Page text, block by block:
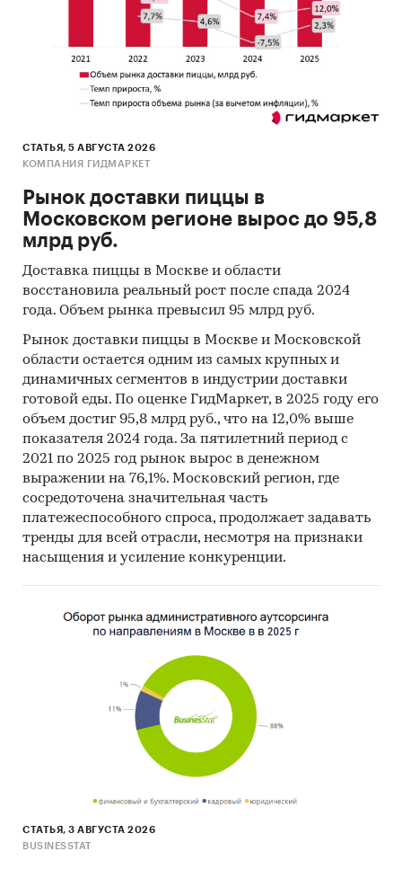
Официальные интернет-порталы правовой
информации
Открытые источники (сайты, порталы)
Отчетность эмитентов
Архивы СМИ
Инсайдерские источники
Специализированные аналитические
Методы:
информации из различных источников,
проведение расчетов. Статистика и
аналитика
Прогноз ГидМаркет. Современные
статистические методы прогнозирования с
поправкой на мнение экспертов.
Отчет отражает мнение авторов и не является
инвестиционной рекомендацией
Категории: Потребительские товары
Россия / Центральный федеральный округ /
Московская область
СТАТЬЯ, 5 АВГУСТА 2026
КОМПАНИЯ ГИДМАРКЕТ
Рынок доставки пиццы в
Московском регионе вырос до 95,8
млрд руб.
Доставка пиццы в Москве и области
восстановила реальный рост после спада 2024
года. Объем рынка превысил 95 млрд руб.
Рынок доставки пиццы в Москве и Московской
области остается одним из самых крупных и
динамичных сегментов в индустрии доставки
готовой еды. По оценке ГидМаркет, в 2025 году его
объем достиг 95,8 млрд руб., что на 12,0% выше
показателя 2024 года. За пятилетний период с
2021 по 2025 год рынок вырос в денежном
выражении на 76,1%. Московский регион, где
сосредоточена значительная часть
платежеспособного спроса, продолжает задавать
тренды для всей отрасли, несмотря на признаки
насыщения и усиление конкуренции.
СТАТЬЯ, 3 АВГУСТА 2026
BUSINESSTAT